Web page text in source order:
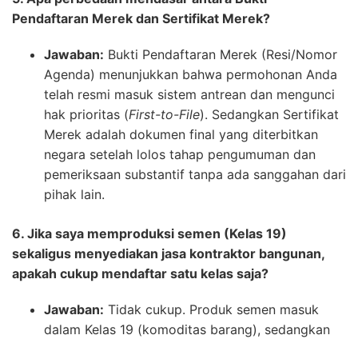
Pendaftaran Merek dan Sertifikat Merek?
Jawaban: Bukti Pendaftaran Merek (Resi/Nomor
Agenda) menunjukkan bahwa permohonan Anda
telah resmi masuk sistem antrean dan mengunci
hak prioritas (First-to-File). Sedangkan Sertifikat
Merek adalah dokumen final yang diterbitkan
negara setelah lolos tahap pengumuman dan
pemeriksaan substantif tanpa ada sanggahan dari
pihak lain.
6. Jika saya memproduksi semen (Kelas 19)
sekaligus menyediakan jasa kontraktor bangunan,
apakah cukup mendaftar satu kelas saja?
Jawaban: Tidak cukup. Produk semen masuk
dalam Kelas 19 (komoditas barang), sedangkan